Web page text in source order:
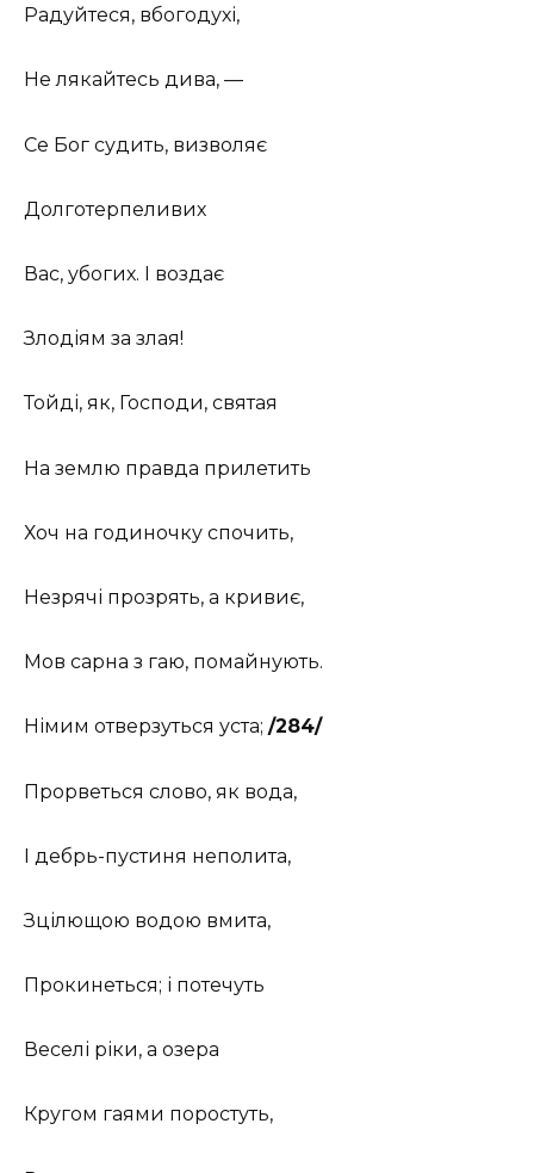
Радуйтеся, вбогодухі,
Не лякайтесь дива, —
Се Бог судить, визволяє
Долготерпеливих
Вас, убогих. І воздає
Злодіям за злая!
Тойді, як, Господи, святая
На землю правда прилетить
Хоч на годиночку спочить,
Незрячі прозрять, а кривиє,
Мов сарна з гаю, помайнують.
Німим отверзуться уста; /284/
Прорветься слово, як вода,
І дебрь-пустиня неполита,
Зцілющою водою вмита,
Прокинеться; і потечуть
Веселі ріки, а озера
Кругом гаями поростуть,